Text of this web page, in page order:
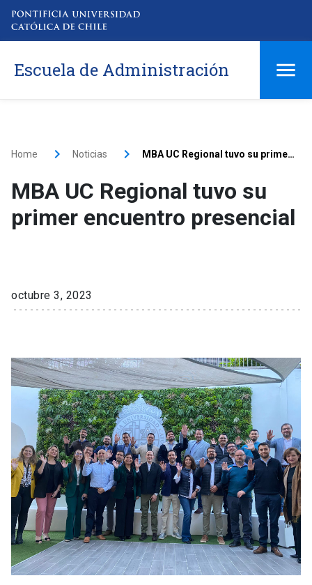
Escuela de Administración
Home Noticias MBA UC Regional tuvo su primer encuentro presencial
MBA UC Regional tuvo su
primer encuentro presencial
octubre 3, 2023